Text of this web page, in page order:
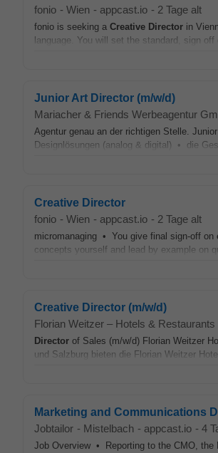
fonio - Wien - appcast.io - 2 Tage alt
fonio is seeking a Creative Director in
language. You will set the standard, sign off
Junior Art Director (m/w/d)
Mariacher & Friends Werbeagentur
Agentur genau an der richtigen Stelle.
Designlösungen (analog & digital) • die
Creative Director
fonio - Wien - appcast.io - 2 Tage alt
micromanaging • You give final sign-off on
concepts yourself and lead by example on
Creative Director (m/w/d)
Florian Weitzer – Hotels & Restaurants
Director of Sales (m/w/d) Florian Weitzer
und Salzburg bieten die Florian Weitzer
Marketing and Communications
Jobtailor - Mistelbach - appcast.io - 4
Job Overview • Reporting to the CMO, the